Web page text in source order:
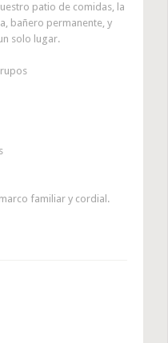
patio de comidas, la
bañero permanente, y
solo lugar.
familiar y cordial.